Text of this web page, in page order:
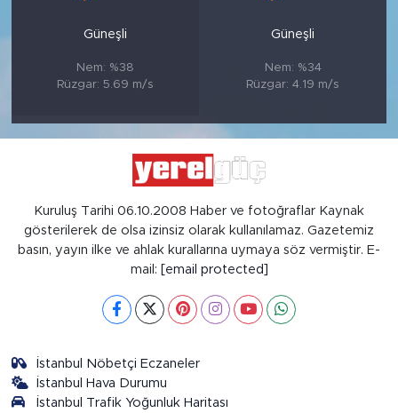
Güneşli
Nem: %38
Rüzgar: 5.69 m/s
Güneşli
Nem: %34
Rüzgar: 4.19 m/s
Kuruluş Tarihi 06.10.2008 Haber ve fotoğraflar Kaynak
gösterilerek de olsa izinsiz olarak kullanılamaz. Gazetemiz
basın, yayın ilke ve ahlak kurallarına uymaya söz vermiştir. E-
mail: [email protected]
İstanbul Nöbetçi Eczaneler
İstanbul Hava Durumu
İstanbul Trafik Yoğunluk Haritası